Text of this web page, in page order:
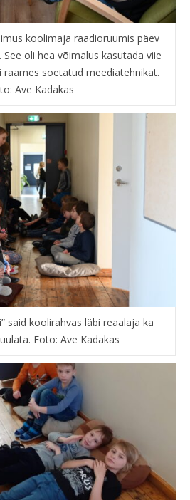
koolimaja raadioruumis päev
oli hea võimalus kasutada viie
soetatud meediatehnikat.
Ave Kadakas
said koolirahvas läbi reaalaja ka
Foto: Ave Kadakas